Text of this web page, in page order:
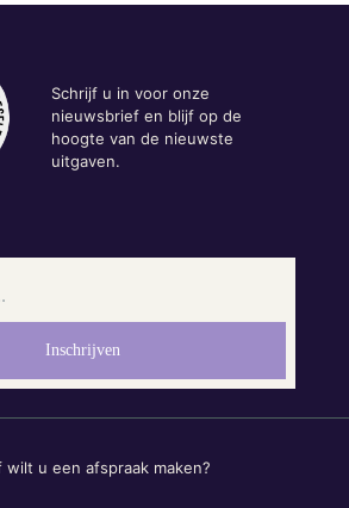
Schrijf u in voor onze
nieuwsbrief en blijf op de
hoogte van de nieuwste
uitgaven.
u een afspraak maken?